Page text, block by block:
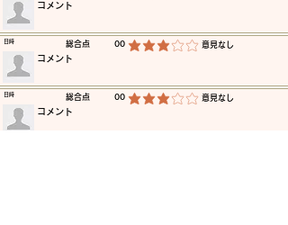
​コメント
​総合点 00 平均評価 3 /5 ​意見なし
​日時
​コメント
​総合点 00 平均評価 3 /5 ​意見なし
​日時
​コメント